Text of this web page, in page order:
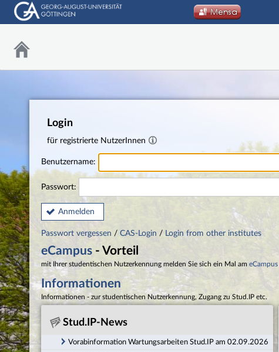
Login
für registrierte NutzerInnen
Benutzername:
Passwort:
Anmelden
Passwort vergessen / CAS-Login / Login from other institutes
eCampus - Vorteil
mit Ihrer studentischen Nutzerkennung melden Sie sich ein Mal am eCampus
Informationen
Informationen - zur studentischen Nutzerkennung, Zugang zu Stud.IP etc.
Stud.IP-News
Vorabinformation Wartungsarbeiten Stud.IP am 02.09.2026